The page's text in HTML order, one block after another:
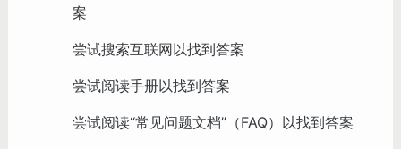
案
尝试搜索互联网以找到答案
尝试阅读手册以找到答案
尝试阅读“常见问题文档”（FAQ）以找到答案